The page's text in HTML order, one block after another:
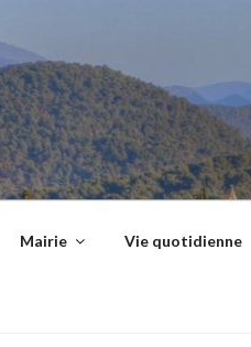
Mairie Vie quotidienne